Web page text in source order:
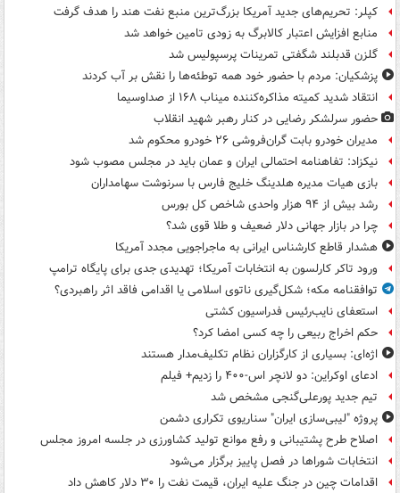
کپلر: تحریم‌های جدید آمریکا بزرگ‌ترین منبع نفت هند را هدف گرفت
منابع افزایش اعتبار کالابرگ به زودی تامین خواهد شد
گلزن قدبلند شگفتی تمرینات پرسپولیس شد
پزشکیان: مردم با حضور خود همه توطئه‌ها را نقش بر آب کردند
انتقاد شدید کمیته مذاکره‌کننده میناب ۱۶۸ از صداوسیما
حضور سرلشکر رضایی در کنار رهبر شهید انقلاب
مدیران خودرو بابت گران‌فروشی ۲۶ خودرو محکوم شد
نیکزاد: تفاهنامه احتمالی ایران و عمان باید در مجلس مصوب شود
بازی هیات مدیره هلدینگ خلیج فارس با سرنوشت سهامداران
رشد بیش از ۹۴ هزار واحدی شاخص کل بورس
چرا در بازار جهانی دلار ضعیف و طلا قوی شد؟
هشدار قاطع کارشناس ایرانی به ماجراجویی مجدد آمریکا
ورود تاکر کارلسون به انتخابات آمریکا؛ تهدیدی جدی برای پایگاه ترامپ
توافقنامه مکه؛ شکل‌گیری ناتوی اسلامی یا اقدامی فاقد اثر راهبردی؟
استعفای نایب‌رئیس فدراسیون کشتی
حکم اخراج ربیعی را چه کسی امضا کرد؟
اژه‌ای: بسیاری از کارگزاران نظام تکلیف‌مدار هستند
ادعای اوکراین: دو لانچر اس-۴۰۰ را زدیم+ فیلم
تیم جدید پورعلی‌گنجی مشخص شد
پروژه "لیبی‌سازی ایران" سناریوی تکراری دشمن
اصلاح طرح پشتیبانی و رفع موانع تولید کشاورزی در جلسه امروز مجلس
انتخابات شوراها در فصل پاییز برگزار می‌شود
اقدامات چین در جنگ علیه ایران، قیمت نفت را ۳۰ دلار کاهش داد